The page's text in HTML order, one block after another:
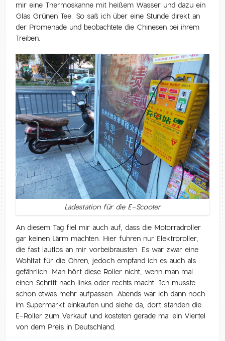
mir eine Thermoskanne mit heißem Wasser und dazu ein
Glas Grünen Tee. So saß ich über eine Stunde direkt an
der Promenade und beobachtete die Chinesen bei ihrem
Treiben.
Ladestation für die E-Scooter
An diesem Tag fiel mir auch auf, dass die Motorradroller
gar keinen Lärm machten. Hier fuhren nur Elektroroller,
die fast lautlos an mir vorbeibrausten. Es war zwar eine
Wohltat für die Ohren, jedoch empfand ich es auch als
gefährlich. Man hört diese Roller nicht, wenn man mal
einen Schritt nach links oder rechts macht. Ich musste
schon etwas mehr aufpassen. Abends war ich dann noch
im Supermarkt einkaufen und siehe da, dort standen die
E-Roller zum Verkauf und kosteten gerade mal ein Viertel
von dem Preis in Deutschland.